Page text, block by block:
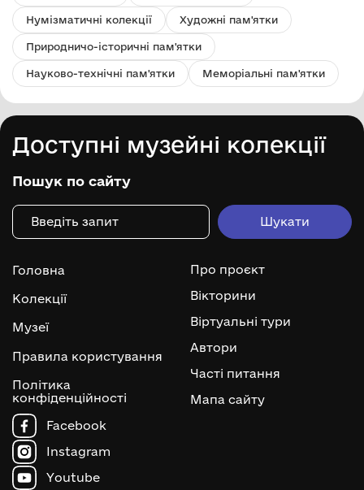
Нумізматичні колекції Художні пам'ятки
Природничо-історичні пам'ятки
Науково-технічні пам'ятки Меморіальні пам'ятки
Доступні музейні колекції
Пошук по сайту
Головна
Колекції
Музеї
Правила користування
Політика
конфіденційності
Про проєкт
Вікторини
Віртуальні тури
Автори
Часті питання
Мапа сайту
Facebook
Instagram
Youtube